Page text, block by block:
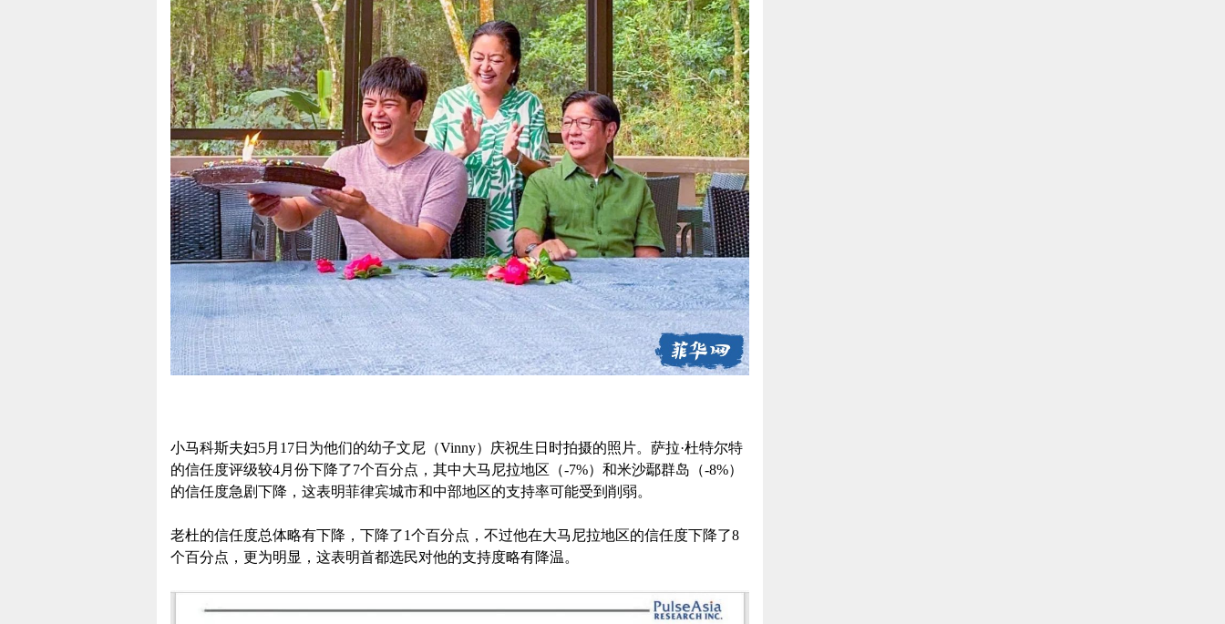
小马科斯夫妇5月17日为他们的幼子文尼（Vinny）庆祝生日时拍摄的照片。萨拉·杜特尔特
的信任度评级较4月份下降了7个百分点，其中大马尼拉地区（-7%）和米沙鄢群岛（-8%）
的信任度急剧下降，这表明菲律宾城市和中部地区的支持率可能受到削弱。
老杜的信任度总体略有下降，下降了1个百分点，不过他在大马尼拉地区的信任度下降了8
个百分点，更为明显，这表明首都选民对他的支持度略有降温。